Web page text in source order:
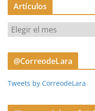
Artículos
t
u
@CorreodeLara
Tweets by CorreodeLara